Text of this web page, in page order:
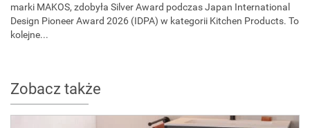
marki MAKOS, zdobyła Silver Award podczas Japan International
Design Pioneer Award 2026 (IDPA) w kategorii Kitchen Products. To
kolejne...
Zobacz także